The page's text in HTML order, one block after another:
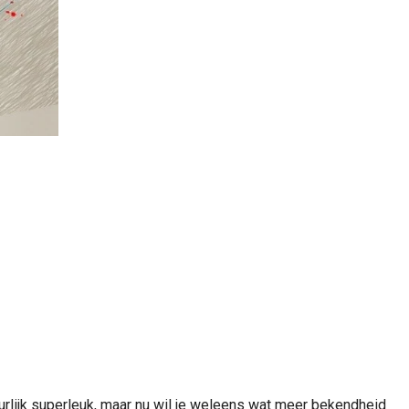
superleuk, maar nu wil je weleens wat meer bekendheid